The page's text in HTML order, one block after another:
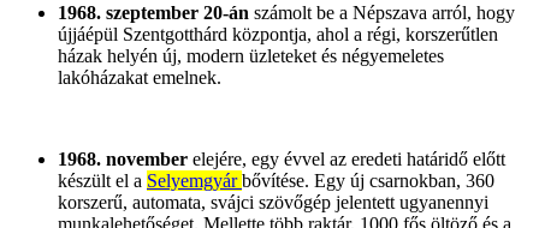
1968. szeptember 20-án számolt be a Népszava arról, hogy
újjáépül Szentgotthárd központja, ahol a régi, korszerűtlen
házak helyén új, modern üzleteket és négyemeletes
lakóházakat emelnek.
1968. november elejére, egy évvel az eredeti határidő előtt
készült el a Selyemgyárbővítése. Egy új csarnokban, 360
korszerű, automata, svájci szövőgép jelentett ugyanennyi
munkalehetőséget. Mellette több raktár, 1000 fős öltöző és a